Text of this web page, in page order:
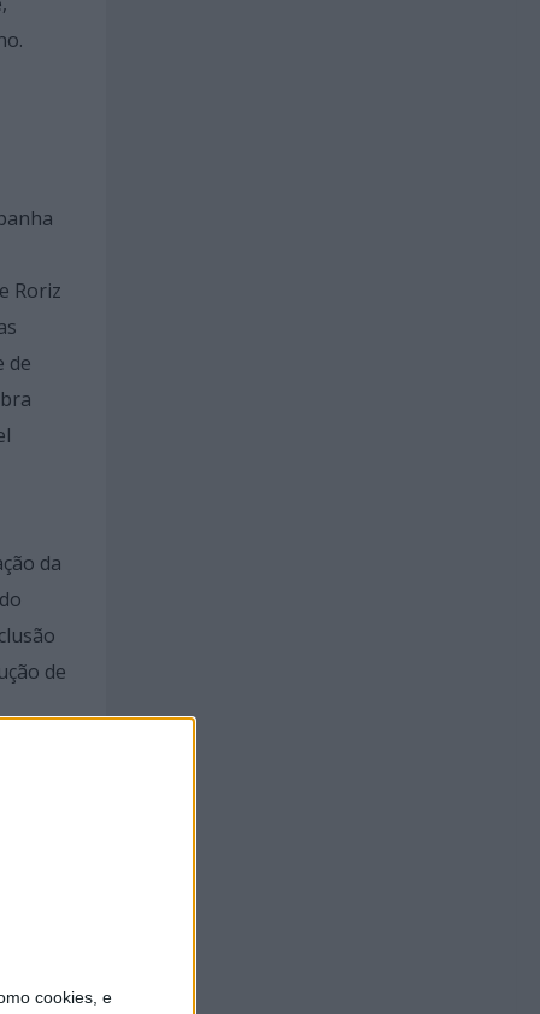
cookies, e
Roriz
de
da
de
e